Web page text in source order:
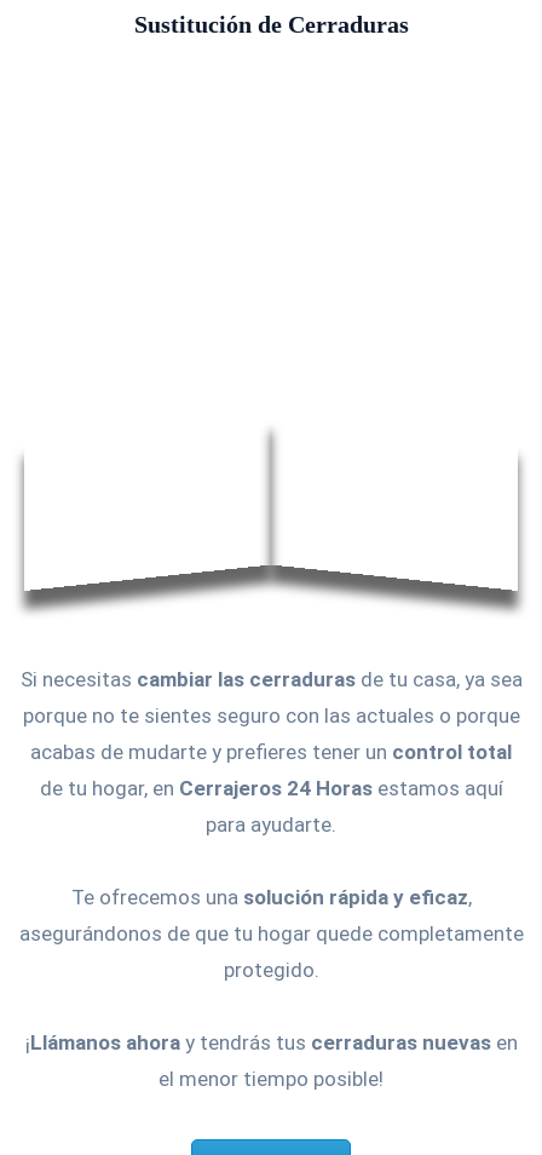
Sustitución de Cerraduras
Si necesitas cambiar las cerradurasde tu casa, ya sea
porque no te sientes seguro con las actuales o porque
acabas de mudarte y prefieres tener un control total
de tu hogar, en Cerrajeros 24 Horasestamos aquí
para ayudarte.
Te ofrecemos una solución rápida y eficaz,
asegurándonos de que tu hogar quede completamente
protegido.
¡Llámanos ahoray tendrás tus cerraduras nuevasen
el menor tiempo posible!